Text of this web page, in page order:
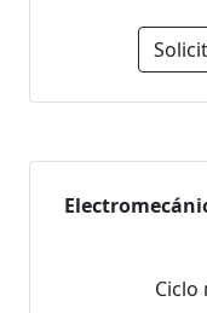
Ciclo